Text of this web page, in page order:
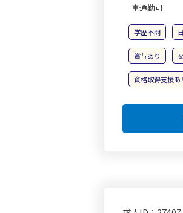
車通勤可
学歴不問
賞与あり
資格取得支援あ